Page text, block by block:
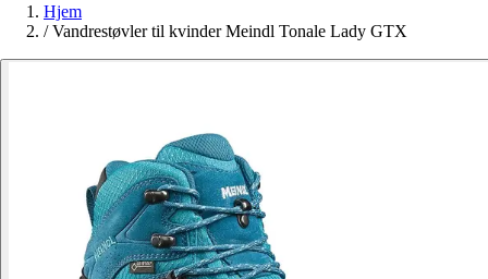
Hjem
/ Vandrestøvler til kvinder Meindl Tonale Lady GTX